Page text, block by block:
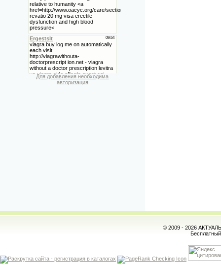
Для добавления необходима
авторизация
© 2009 - 2026